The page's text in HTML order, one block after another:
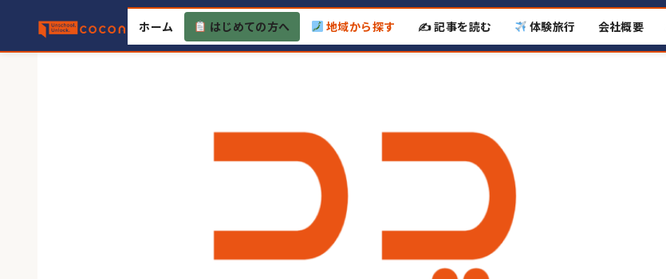
content
ホーム はじめての方へ 地域から探す ✍️ 記事を読む 体験旅行 会社概要